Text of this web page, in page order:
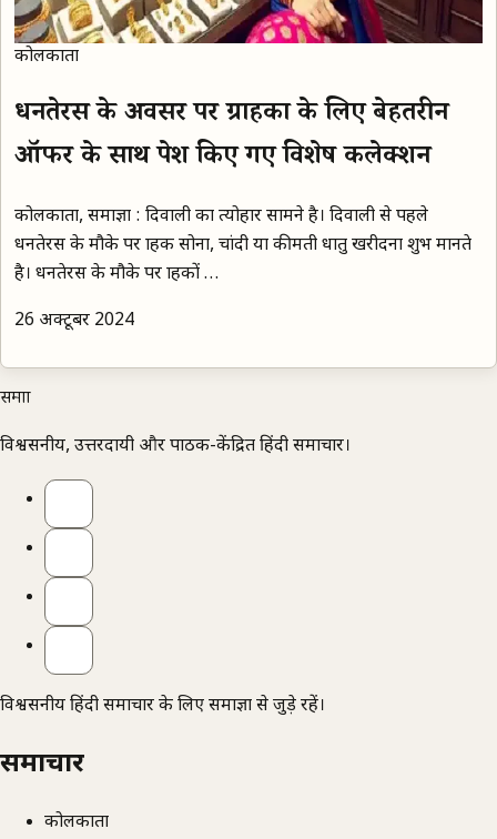
कोलकाता
धनतेरस के अवसर पर ग्राहकों के लिए बेहतरीन
ऑफर के साथ पेश किए गए विशेष कलेक्शन
कोलकाता, समाज्ञा : दिवाली का त्योहार सामने है। दिवाली से पहले
धनतेरस के मौके पर ग्राहक सोना, चांदी या कीमती धातु खरीदना शुभ मानते
है। धनतेरस के मौके पर ग्राहकों …
26 अक्टूबर 2024
समाज्ञा
विश्वसनीय, उत्तरदायी और पाठक-केंद्रित हिंदी समाचार।
विश्वसनीय हिंदी समाचार के लिए समाज्ञा से जुड़े रहें।
समाचार
कोलकाता